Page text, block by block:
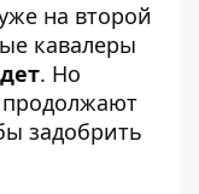
на второй
кавалеры
. Но
задобрить